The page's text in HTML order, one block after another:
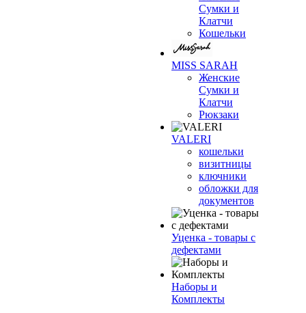
Сумки и
Клатчи
Кошельки
MISS SARAH
Женские
Сумки и
Клатчи
Рюкзаки
VALERI
кошельки
визитницы
ключники
обложки для
документов
Уценка - товары с
дефектами
Наборы и
Комплекты